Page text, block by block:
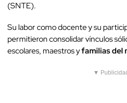
(SNTE).
Su labor como docente y su
permitieron consolidar vínculos
escolares, maestros yfamilias del
▼